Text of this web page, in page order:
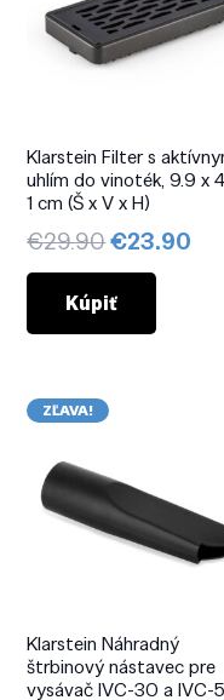
Klarstein Filter s
uhlím do vinoték, 9.9 x
1 cm (Š x V x H)
€29.90Pôvodná
cena
bola:
€29.90.
€23.90
Kúpiť
ZĽAVA!
Klarstein Náhradný
štrbinový nástavec pre
vysávač IVC-30 a IVC-